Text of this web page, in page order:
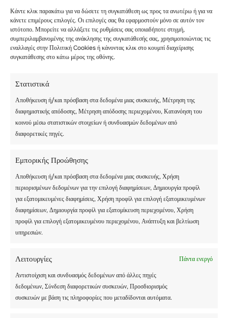
Κάντε κλικ παρακάτω για να δώσετε τη συγκατάθεση ως προς τα ανωτέρω ή για να
κάνετε επιμέρους επιλογές. Οι επιλογές σας θα εφαρμοστούν μόνο σε αυτόν τον
ιστότοπο. Μπορείτε να αλλάξετε τις ρυθμίσεις σας οποιαδήποτε στιγμή,
συμπεριλαμβανομένης της ανάκλησης της συγκατάθεσής σας, χρησιμοποιώντας τις
εναλλαγές στην Πολιτική Cookies ή κάνοντας κλικ στο κουμπί διαχείρισης
συγκατάθεσης στο κάτω μέρος της οθόνης.
Στατιστικά
Αποθήκευση ή/και πρόσβαση στα δεδομένα μιας συσκευής, Μέτρηση της
διαφημιστικής απόδοσης, Μέτρηση απόδοσης περιεχομένου, Κατανόηση του
κοινού μέσω στατιστικών στοιχείων ή συνδυασμών δεδομένων από
διαφορετικές πηγές.
Εμπορικής Προώθησης
Αποθήκευση ή/και πρόσβαση στα δεδομένα μιας συσκευής, Χρήση
περιορισμένων δεδομένων για την επιλογή διαφημίσεων, Δημιουργία προφίλ
για εξατομικευμένες διαφημίσεις, Χρήση προφίλ για επιλογή εξατομικευμένων
διαφημίσεων, Δημιουργία προφίλ για εξατομίκευση περιεχομένου, Χρήση
προφίλ για επιλογή εξατομικευμένου περιεχομένου, Ανάπτυξη και βελτίωση
υπηρεσιών.
Λειτουργίες
Πάντα ενεργό
Αντιστοίχιση και συνδυασμός δεδομένων από άλλες πηγές
δεδομένων, Σύνδεση διαφορετικών συσκευών, Προσδιορισμός
συσκευών με βάση τις πληροφορίες που μεταδίδονται αυτόματα.
☀️ Η ΚΑΛΟΚΑΙΡΙΝΉ
ELFES ΘΑ
ΞΕΚΙΝΉΣΕΙ ΠΟΛΎ
ΣΎΝΤΟΜΑ!
Η ΧΕΙΜΕΡΙΝΉ
ΚΑΤΑΣΚΉΝΩΣΗ LES